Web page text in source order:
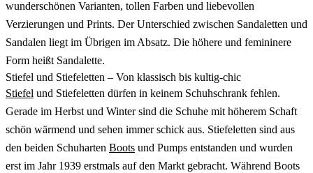
wunderschönen Varianten, tollen Farben und liebevollen
Verzierungen und Prints. Der Unterschied zwischen Sandaletten und
Sandalen liegt im Übrigen im Absatz. Die höhere und femininere
Form heißt Sandalette.
Stiefel und Stiefeletten – Von klassisch bis kultig-chic
Stiefel und Stiefeletten dürfen in keinem Schuhschrank fehlen.
Gerade im Herbst und Winter sind die Schuhe mit höherem Schaft
schön wärmend und sehen immer schick aus. Stiefeletten sind aus
den beiden Schuharten Boots und Pumps entstanden und wurden
erst im Jahr 1939 erstmals auf den Markt gebracht. Während Boots